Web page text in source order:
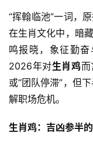
“挥翰临池”一词，
在生肖文化中，暗
鸣报晓，象征勤
2026年对生肖鸡而
或“团队停滞”，但
解职场危机。
生肖鸡：吉凶参半